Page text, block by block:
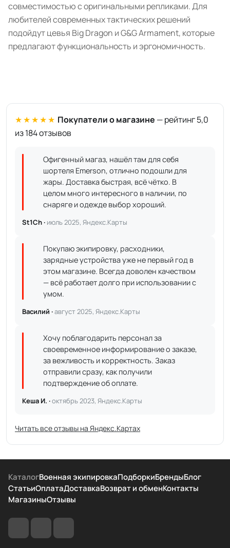
совместимостью с оригинальными репликами. Для
любителей современных тактических решений
подойдут цевья Big Dragon и G&G Armament, которые
предлагают функциональность и эргономичность.
★★★★★ Покупатели о магазине — рейтинг 5,0
из 184 отзывов
Офигенный магаз, нашёл там для себя
шортеля Emerson, отлично подошли для
жары. Доставка быстрая, всё чётко. В
целом много интересного в наличии, по
снаряге и одежде выбор хороший.
St1Ch · июль 2025, Яндекс.Карты
Покупаю экипировку, расходники,
зарядные устройства уже не первый год в
этом магазине. Всегда доволен качеством
— всё работает долго при использовании с
умом.
Василий ·август 2025, Яндекс.Карты
Хочу поблагодарить персонал за
своевременное информирование о заказе,
за вежливость и корректность. Заказ
отправили сразу, как получили
подтверждение об оплате.
Кеша И. ·октябрь 2023, Яндекс.Карты
Читать все отзывы на Яндекс.Картах
КаталогВоенная экипировкаПодборкиБрендыБлог
СтатьиОплатаДоставкаВозврат и обменКонтакты
МагазиныОтзывы